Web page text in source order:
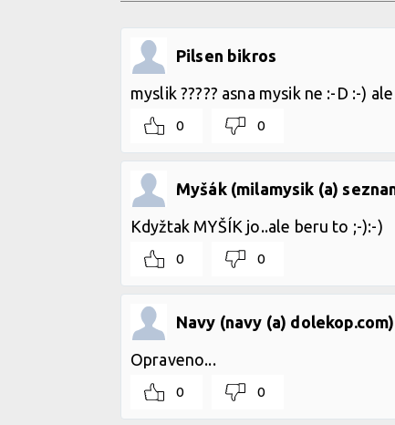
Pilsen bikros
myslik ????? asna mysik ne :-D :-)
0 0
Myšák (milamysik (a)
Kdyžtak MYŠÍK jo..ale beru to ;-):-)
0 0
Navy (navy (a) dolekop.com)
Opraveno...
0 0